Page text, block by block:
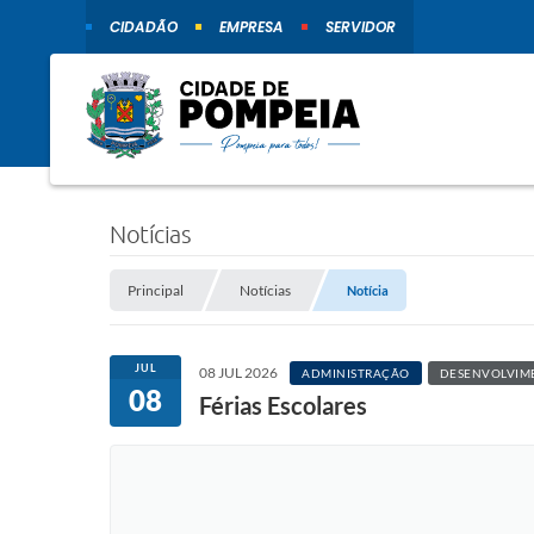
CIDADÃO EMPRESA SERVIDOR
Notícias
Principal Notícias Notícia
JUL
08
08 JUL 2026 ADMINISTRAÇÃO
Férias Escolares